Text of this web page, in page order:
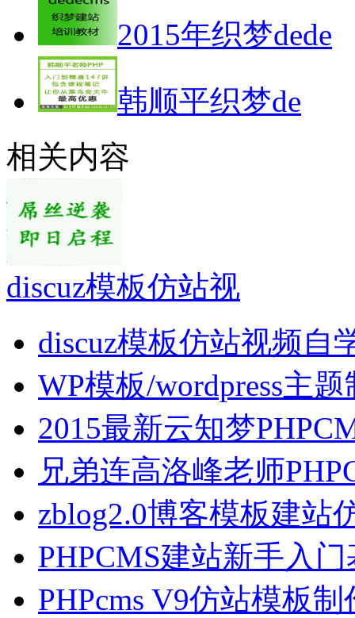
2015年织梦dede
韩顺平织梦de
相关内容
discuz模板仿站视
discuz模板仿站视频自
WP模板/wordpress主
2015最新云知梦
兄弟连高洛峰老师
zblog2.0博客模板建站
PHPCMS建站新手入
PHPcms V9仿站模板